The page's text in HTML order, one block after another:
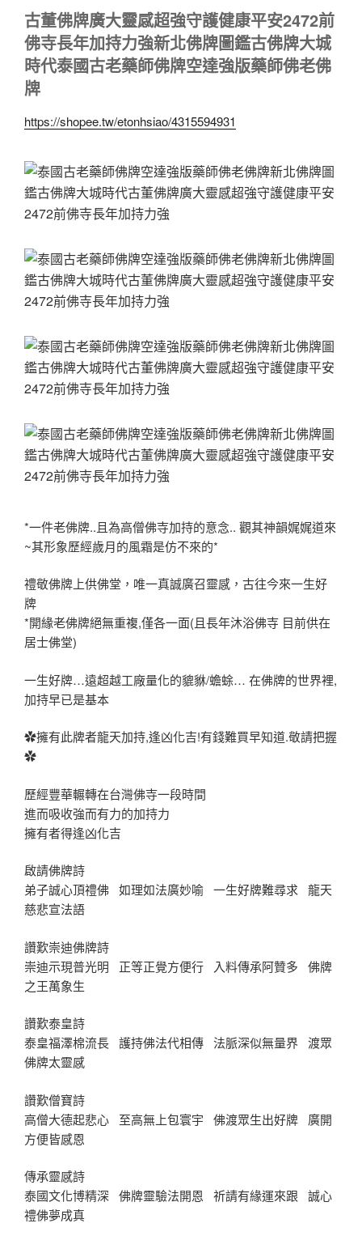
古董佛牌廣大靈感超強守護健康平安2472前
佛寺長年加持力強新北佛牌圖鑑古佛牌大城
時代泰國古老藥師佛牌空達強版藥師佛老佛
牌
https://shopee.tw/etonhsiao/4315594931
*一件老佛牌..且為高僧佛寺加持的意念.. 觀其神韻娓娓道來
~其形象歷經歲月的風霜是仿不來的*
禮敬佛牌上供佛堂，唯一真誠廣召靈感，古往今來一生好
牌
*開緣老佛牌絕無重複,僅各一面(且長年沐浴佛寺 目前供在
居士佛堂)
一生好牌…遠超越工廠量化的貔貅/蟾蜍… 在佛牌的世界裡,
加持早已是基本
✿擁有此牌者龍天加持,逢凶化吉!有錢難買早知道.敬請把握
✿
歷經豐華輾轉在台灣佛寺一段時間
進而吸收強而有力的加持力
擁有者得逢凶化吉
啟請佛牌詩
弟子誠心頂禮佛 如理如法廣妙喻 一生好牌難尋求 龍天
慈悲宣法語
讚歎崇迪佛牌詩
崇迪示現普光明 正等正覺方便行 入料傳承阿贊多 佛牌
之王萬象生
讚歎泰皇詩
泰皇福澤棉流長 護持佛法代相傳 法脈深似無量界 渡眾
佛牌太靈感
讚歎僧寶詩
高僧大德起悲心 至高無上包寰宇 佛渡眾生出好牌 廣開
方便皆感恩
傳承靈感詩
泰國文化博精深 佛牌靈驗法開恩 祈請有緣運來跟 誠心
禮佛夢成真